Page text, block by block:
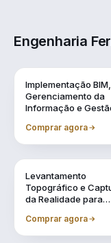
Engenharia
Implementação BIM,
Gerenciamento da
Informação e
Comprar agora
Levantamento
Topográfico e
da Realidade para
Comprar agora